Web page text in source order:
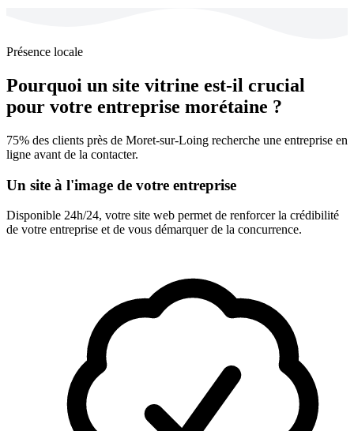
Présence locale
Pourquoi un site vitrine est-il crucial
pour votre entreprise morétaine ?
75% des clients près de Moret-sur-Loing recherche une entreprise en
ligne avant de la contacter.
Un site à l'image de votre entreprise
Disponible 24h/24, votre site web permet de renforcer la crédibilité
de votre entreprise et de vous démarquer de la concurrence.